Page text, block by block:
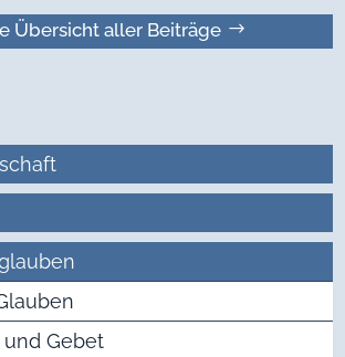
Übersicht aller Beiträge
Gebet